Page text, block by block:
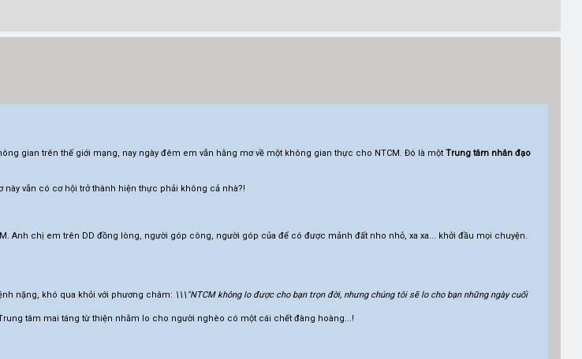
gian trên thế giới mạng, nay ngày đêm em vẫn hằng mơ về một không gian thực cho NTCM. Đó là mộtTrung tâm nhân đạo
vẫn có cơ hội trở thành hiện thực phải không cả nhà?!
Anh chị em trên DD đồng lòng, người góp công, người góp của để có được mảnh đất nho nhỏ, xa xa... khởi đầu mọi chuyện.
nặng, khó qua khỏi với phương châm: \\\"NTCM không lo được cho bạn trọn đời, nhưng chúng tôi sẽ lo cho bạn những ngày cuối
tâm mai táng từ thiện nhằm lo cho người nghèo có một cái chết đàng hoàng...!